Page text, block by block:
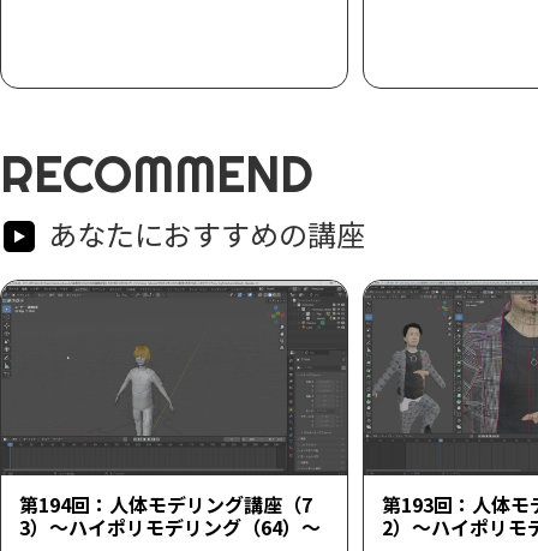
RECOMMEND
あなたにおすすめの講座
第194回：人体モデリング講座（7
3）～ハイポリモデリング（64）～
第193回：人体モ
2）～ハイポリモ